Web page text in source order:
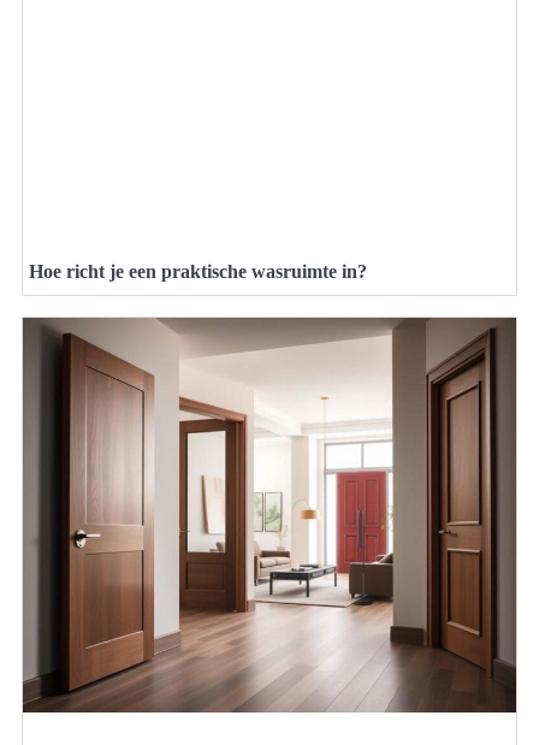
Hoe richt je een praktische wasruimte in?